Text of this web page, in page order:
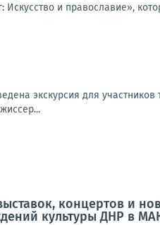
и православие»,
экскурсия для участников
концертов и
культуры ДНР в